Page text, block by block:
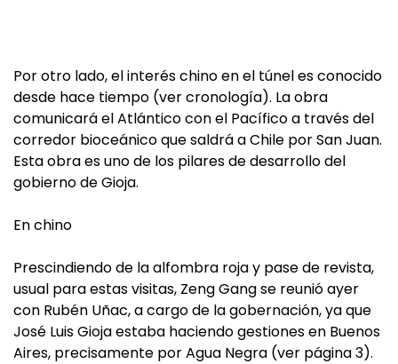
Por otro lado, el interés chino en el túnel es conocido
desde hace tiempo (ver cronología). La obra
comunicará el Atlántico con el Pacífico a través del
corredor bioceánico que saldrá a Chile por San Juan.
Esta obra es uno de los pilares de desarrollo del
gobierno de Gioja.
En chino
Prescindiendo de la alfombra roja y pase de revista,
usual para estas visitas, Zeng Gang se reunió ayer
con Rubén Uñac, a cargo de la gobernación, ya que
José Luis Gioja estaba haciendo gestiones en Buenos
Aires, precisamente por Agua Negra (ver página 3).